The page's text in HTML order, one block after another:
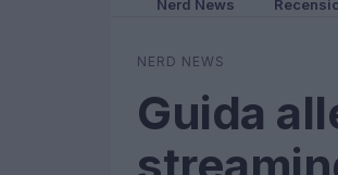
Nerd News
NERD NEWS
Guida